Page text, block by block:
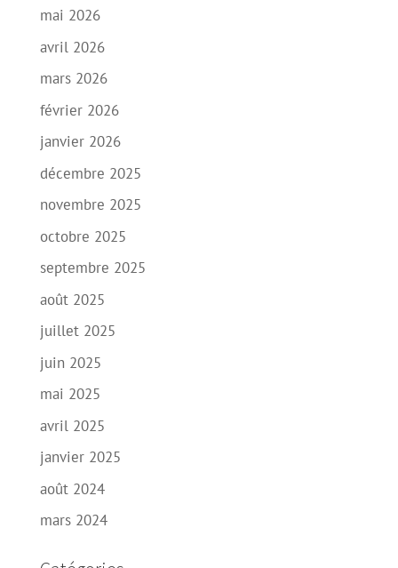
mai 2026
avril 2026
mars 2026
février 2026
janvier 2026
décembre 2025
novembre 2025
octobre 2025
septembre 2025
août 2025
juillet 2025
juin 2025
mai 2025
avril 2025
janvier 2025
août 2024
mars 2024